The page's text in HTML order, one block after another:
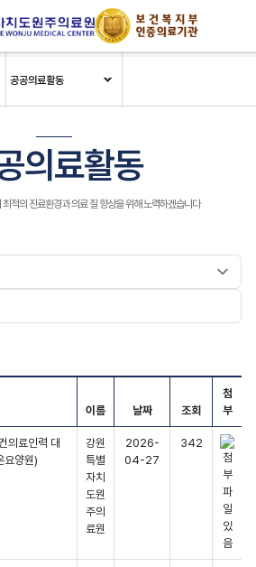
공공의료활동
의료활동
적의 진료환경과 의료 질 향상을 위해 노력하겠습니다
이름 날짜 조회
첨
부
의료인력 대
요양원)
강원
특별
자치
도원
주의
료원
2026-
04-27
342